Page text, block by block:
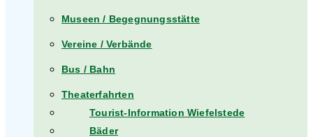
Museen / Begegnungsstätte
Vereine / Verbände
Bus / Bahn
Theaterfahrten
Tourist-Information Wiefelstede
Bäder